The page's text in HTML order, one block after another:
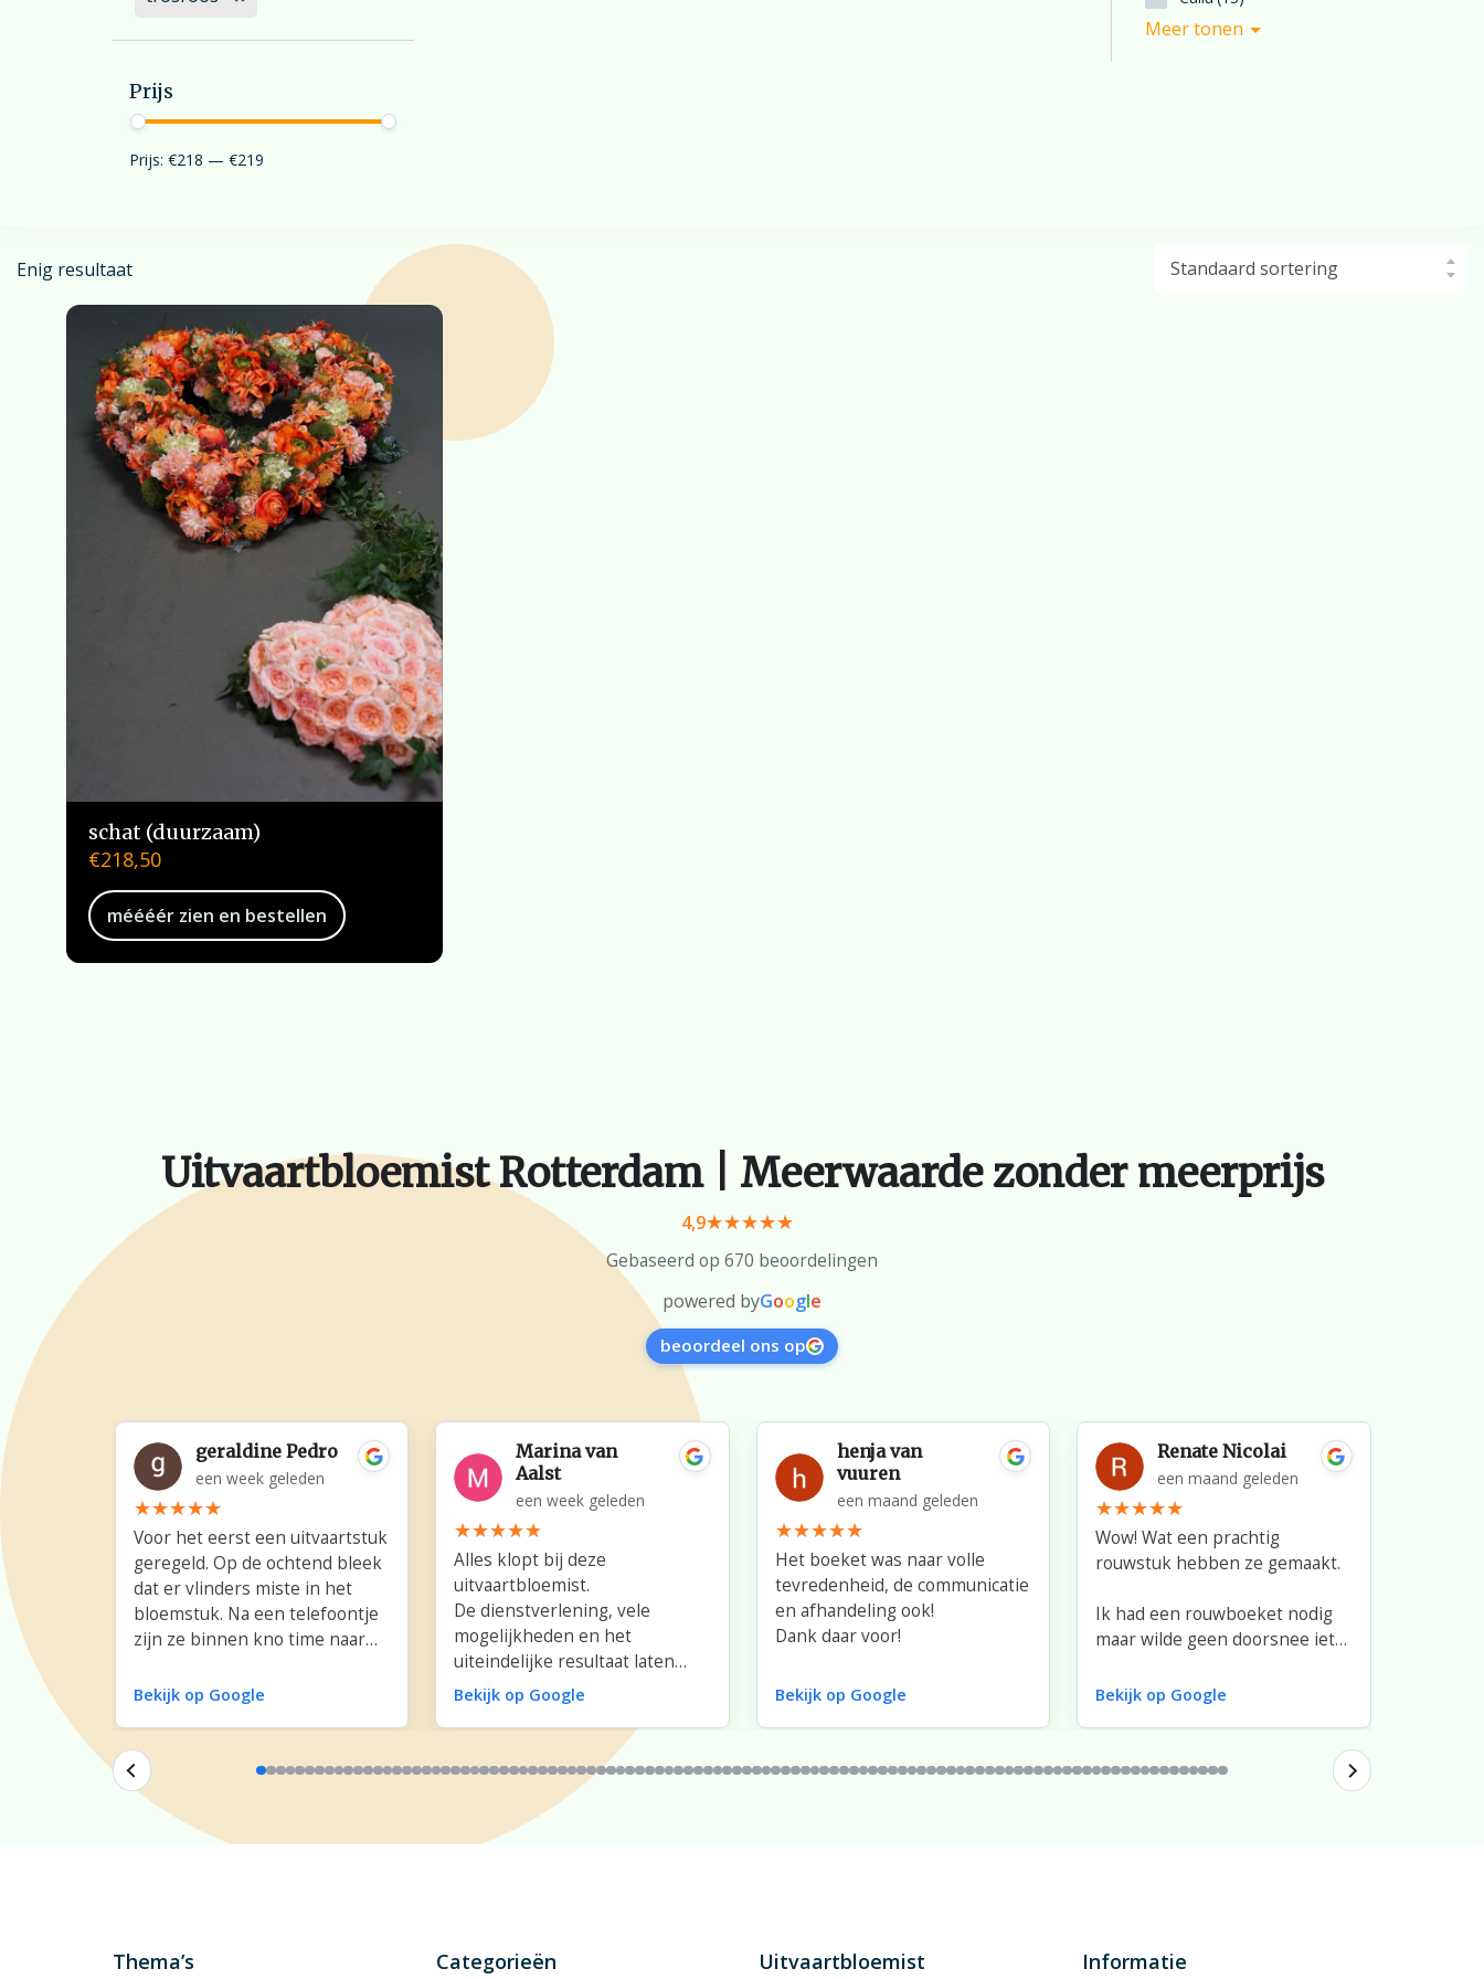
Prijs
Prijs: €218 — €219
Meer tonen
Enig resultaat
schat (duurzaam)
€218,50
méééér zien en bestellen
Uitvaartbloemist Rotterdam | Meerwaarde zonder meerprijs
4,9
Gebaseerd op 670 beoordelingen
powered byGoogle
beoordeel ons op
geraldine Pedro
een week geleden
Voor het eerst een uitvaartstuk
geregeld. Op de ochtend bleek
dat er vlinders miste in het
bloemstuk. Na een telefoontje
zijn ze binnen kno time naar
vlinders om alsnog in het
Bekijk op Google
Marina van
Aalst
een week geleden
Alles klopt bij deze
uitvaartbloemist.
De dienstverlening, vele
mogelijkheden en het
uiteindelijke resultaat laten
niets te wensen over.
bloemwerk dat met zoveel zorg
en liefde is gemaakt!
Bekijk op Google
henja van
vuuren
een maand geleden
Het boeket was naar volle
tevredenheid, de communicatie
en afhandeling ook!
Dank daar voor!
Bekijk op Google
Renate Nicolai
een maand geleden
Wow! Wat een prachtig
rouwstuk hebben ze gemaakt.
Ik had een rouwboeket nodig
maar wilde geen doorsnee iets.
gedacht en verschillende
opgemaakt en de afhandeling
Bekijk op Google
Thema’s Categorieën Uitvaartbloemist Informatie